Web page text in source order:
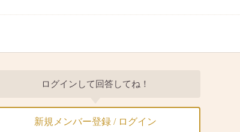
ログインして回答してね！
新規メンバー登録 / ログイン